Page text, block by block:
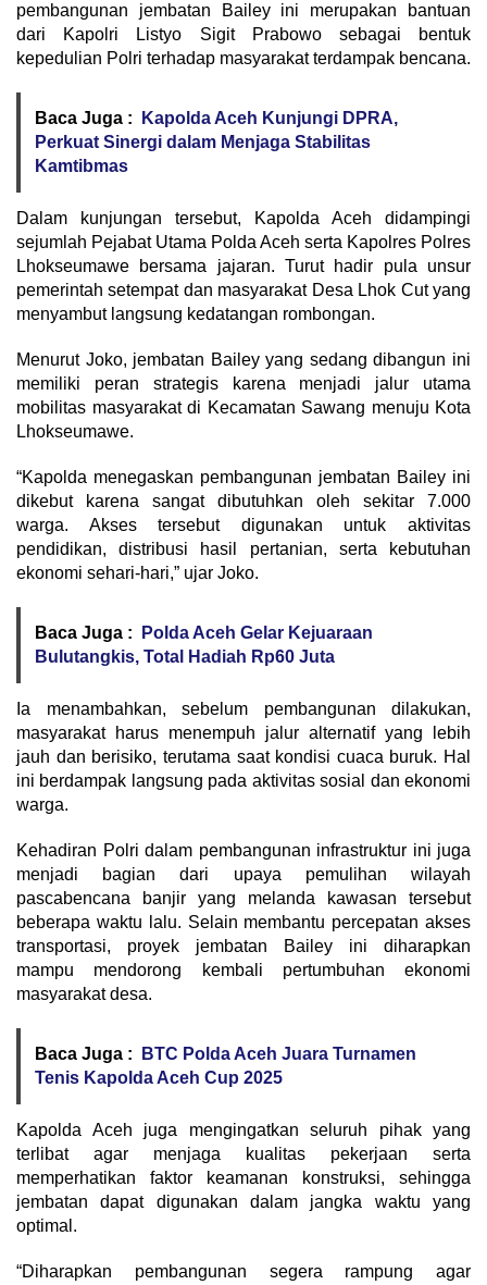
pembangunan jembatan Bailey ini merupakan bantuan
dari Kapolri Listyo Sigit Prabowo sebagai bentuk
kepedulian Polri terhadap masyarakat terdampak bencana.
Baca Juga :
Kapolda Aceh Kunjungi DPRA,
Perkuat Sinergi dalam Menjaga Stabilitas
Kamtibmas
Dalam kunjungan tersebut, Kapolda Aceh didampingi
sejumlah Pejabat Utama Polda Aceh serta Kapolres Polres
Lhokseumawe bersama jajaran. Turut hadir pula unsur
pemerintah setempat dan masyarakat Desa Lhok Cut yang
menyambut langsung kedatangan rombongan.
Menurut Joko, jembatan Bailey yang sedang dibangun ini
memiliki peran strategis karena menjadi jalur utama
mobilitas masyarakat di Kecamatan Sawang menuju Kota
Lhokseumawe.
“Kapolda menegaskan pembangunan jembatan Bailey ini
dikebut karena sangat dibutuhkan oleh sekitar 7.000
warga. Akses tersebut digunakan untuk aktivitas
pendidikan, distribusi hasil pertanian, serta kebutuhan
ekonomi sehari-hari,” ujar Joko.
Baca Juga :
Polda Aceh Gelar Kejuaraan
Bulutangkis, Total Hadiah Rp60 Juta
Ia menambahkan, sebelum pembangunan dilakukan,
masyarakat harus menempuh jalur alternatif yang lebih
jauh dan berisiko, terutama saat kondisi cuaca buruk. Hal
ini berdampak langsung pada aktivitas sosial dan ekonomi
warga.
Kehadiran Polri dalam pembangunan infrastruktur ini juga
menjadi bagian dari upaya pemulihan wilayah
pascabencana banjir yang melanda kawasan tersebut
beberapa waktu lalu. Selain membantu percepatan akses
transportasi, proyek jembatan Bailey ini diharapkan
mampu mendorong kembali pertumbuhan ekonomi
masyarakat desa.
Baca Juga :
BTC Polda Aceh Juara Turnamen
Tenis Kapolda Aceh Cup 2025
Kapolda Aceh juga mengingatkan seluruh pihak yang
terlibat agar menjaga kualitas pekerjaan serta
memperhatikan faktor keamanan konstruksi, sehingga
jembatan dapat digunakan dalam jangka waktu yang
optimal.
“Diharapkan pembangunan segera rampung agar